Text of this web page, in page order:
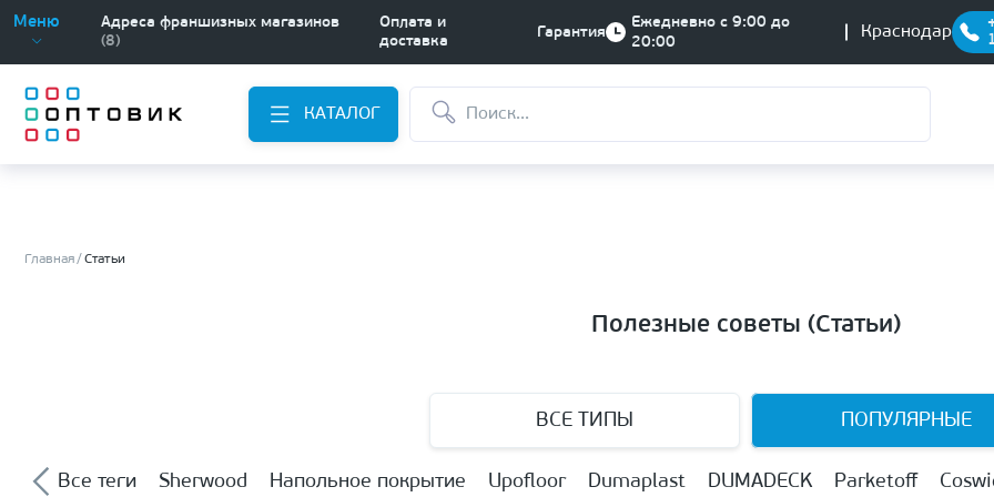
Меню
Адреса франшизных магазинов
(8)
Оплата и
доставка
Гарантия
Ежедневно с 9:00 до
20:00
Краснодар
КАТАЛОГ
Главная Статьи
Полезные советы (Статьи)
ВСЕ ТИПЫ ПОПУЛЯРНЫЕ
Все теги Sherwood Напольное покрытие Upofloor Dumaplast DUMADECK Parketoff